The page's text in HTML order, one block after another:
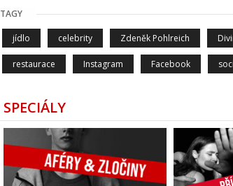
TAGY
jídlo celebrity Zdeněk Pohlreich
restaurace Instagram Facebook
SPECIÁLY